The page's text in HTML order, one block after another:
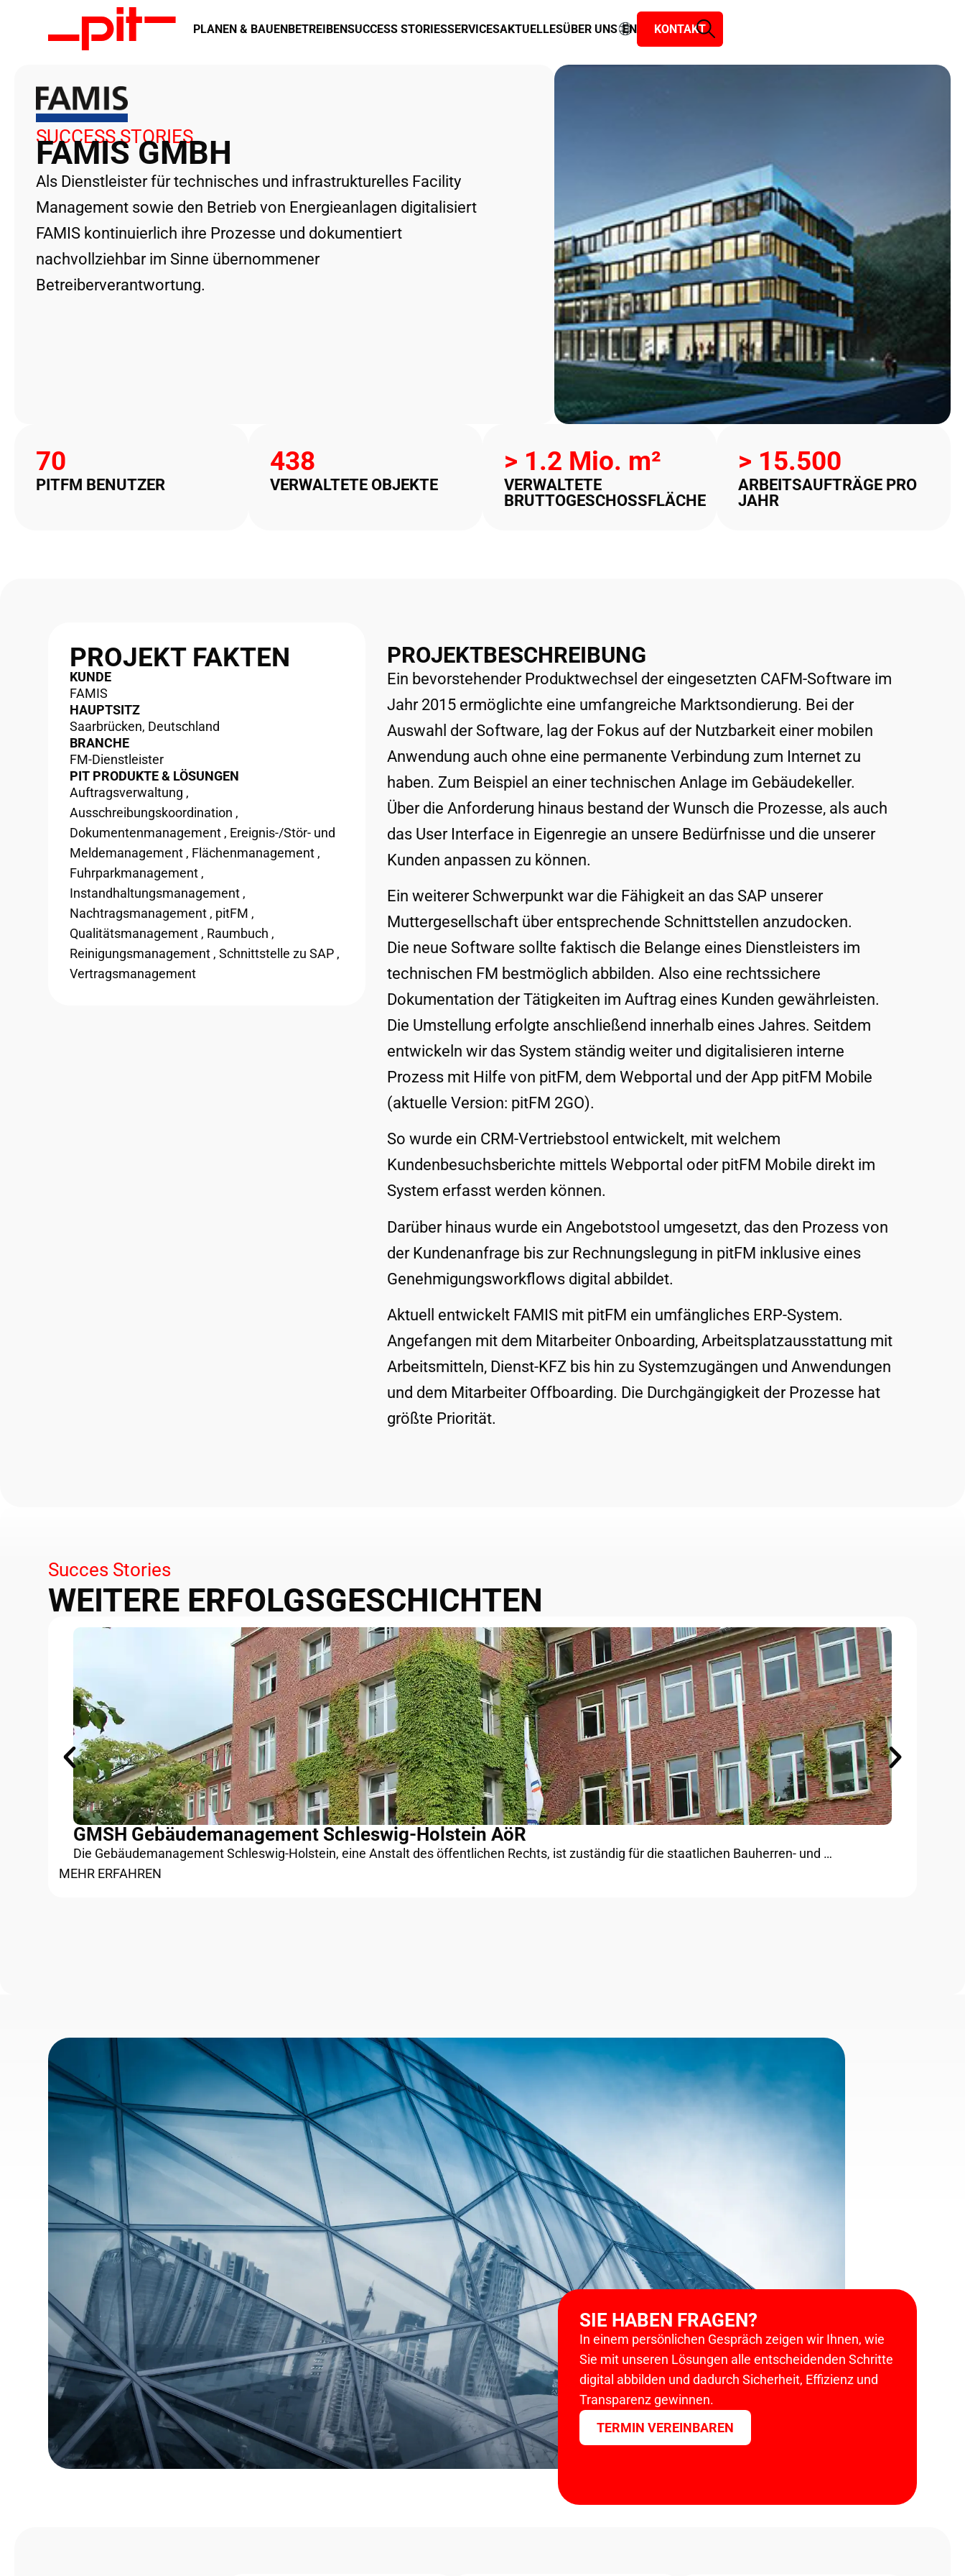
PLANEN & BAUENBETREIBENSUCCESS STORIESSERVICESAKTUELLESÜBER UNS EN KONTAKT
SUCCESS STORIES
FAMIS GMBH
Als Dienstleister für technisches und infrastrukturelles Facility
Management sowie den Betrieb von Energieanlagen digitalisiert
FAMIS kontinuierlich ihre Prozesse und dokumentiert
nachvollziehbar im Sinne übernommener
Betreiberverantwortung.
PITFM BENUTZER
70
VERWALTETE OBJEKTE
438
VERWALTETE
BRUTTOGESCHOSSFLÄCHE
> 1.2 Mio. m²
ARBEITSAUFTRÄGE PRO
JAHR
> 15.500
PROJEKT FAKTEN
KUNDE
FAMIS
HAUPTSITZ
Saarbrücken, Deutschland
BRANCHE
FM-Dienstleister
PIT PRODUKTE & LÖSUNGEN
Auftragsverwaltung ,
Ausschreibungskoordination ,
Dokumentenmanagement , Ereignis-/Stör- und
Meldemanagement , Flächenmanagement ,
Fuhrparkmanagement ,
Instandhaltungsmanagement ,
Nachtragsmanagement , pitFM ,
Qualitätsmanagement , Raumbuch ,
Reinigungsmanagement ,Schnittstelle zu SAP ,
Vertragsmanagement
PROJEKTBESCHREIBUNG
Ein bevorstehender Produktwechsel der eingesetzten CAFM-Software im
Jahr 2015 ermöglichte eine umfangreiche Marktsondierung. Bei der
Auswahl der Software, lag der Fokus auf der Nutzbarkeit einer mobilen
Anwendung auch ohne eine permanente Verbindung zum Internet zu
haben. Zum Beispiel an einer technischen Anlage im Gebäudekeller.​
Über die Anforderung hinaus bestand der Wunsch die Prozesse, als auch
das User Interface in Eigenregie an unsere Bedürfnisse und die unserer
Kunden anpassen zu können.​
Ein weiterer Schwerpunkt war die Fähigkeit an das SAP unserer
Muttergesellschaft über entsprechende Schnittstellen anzudocken.​
Die neue Software sollte faktisch die Belange eines Dienstleisters im
technischen FM bestmöglich abbilden. Also eine rechtssichere
Dokumentation der Tätigkeiten im Auftrag eines Kunden gewährleisten.
Die Umstellung erfolgte anschließend innerhalb eines Jahres. Seitdem
entwickeln wir das System ständig weiter und digitalisieren interne
Prozess mit Hilfe von pitFM, dem Webportal und der App pitFM Mobile
(aktuelle Version: pitFM 2GO).​
So wurde ein CRM-Vertriebstool entwickelt, mit welchem
Kundenbesuchsberichte mittels Webportal oder pitFM Mobile direkt im
System erfasst werden können. ​
Darüber hinaus wurde ein Angebotstool umgesetzt, das den Prozess von
der Kundenanfrage bis zur Rechnungslegung in pitFM inklusive eines
Genehmigungsworkflows digital abbildet. ​
Aktuell entwickelt FAMIS mit pitFM ein umfängliches ERP-System.
Angefangen mit dem Mitarbeiter Onboarding, Arbeitsplatzausstattung mit
Arbeitsmitteln, Dienst-KFZ bis hin zu Systemzugängen und Anwendungen
und dem Mitarbeiter Offboarding. Die Durchgängigkeit der Prozesse hat
größte Priorität.
Succes Stories
WEITERE ERFOLGSGESCHICHTEN
GMSH Gebäudemanagement Schleswig-Holstein AöR
Die Gebäudemanagement Schleswig-Holstein, eine Anstalt des öffentlichen Rechts, ist zuständig für die staatlichen Bauherren- und …
MEHR ERFAHREN
SIE HABEN FRAGEN?
In einem persönlichen Gespräch zeigen wir Ihnen, wie
Sie mit unseren Lösungen alle entscheidenden Schritte
digital abbilden und dadurch Sicherheit, Effizienz und
Transparenz gewinnen.
TERMIN VEREINBAREN